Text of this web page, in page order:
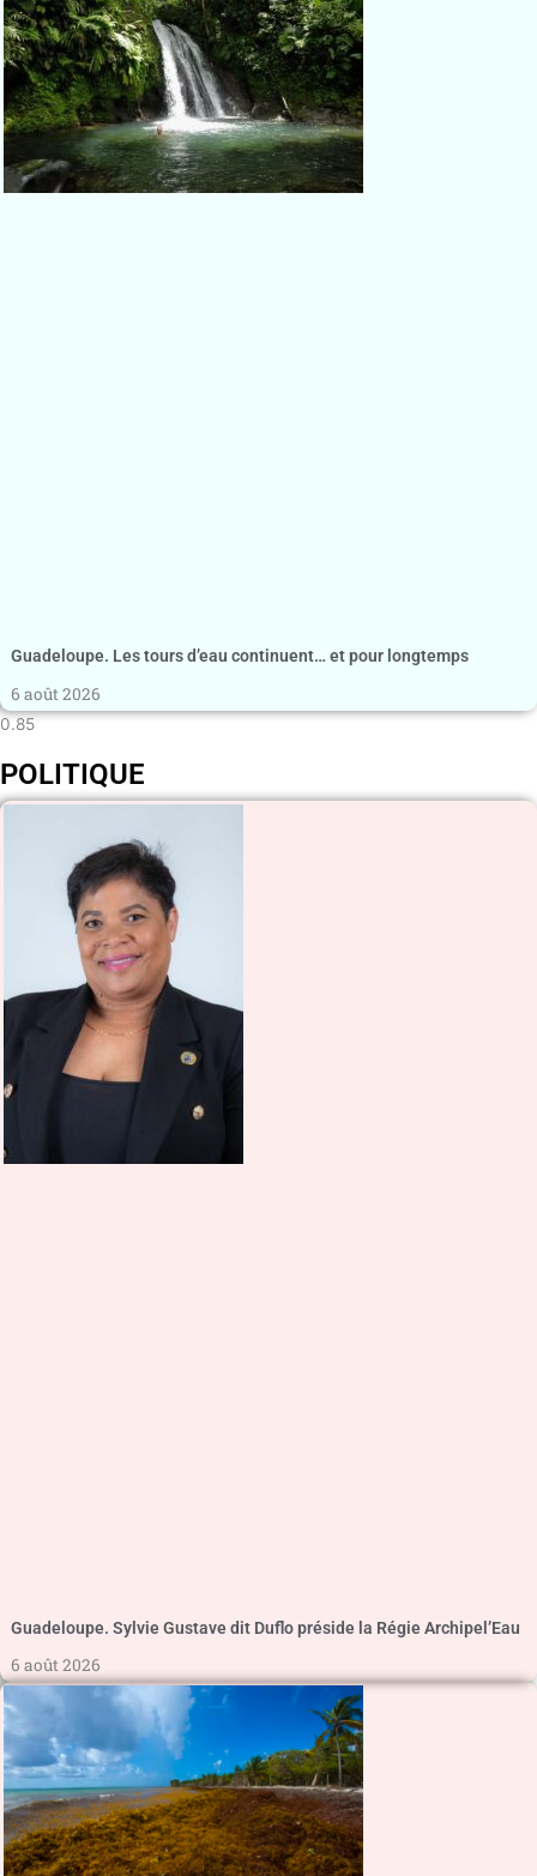
Guadeloupe. Les tours d’eau continuent… et pour longtemps
6 août 2026
POLITIQUE
Guadeloupe. Sylvie Gustave dit Duflo préside la Régie Archipel’Eau
6 août 2026